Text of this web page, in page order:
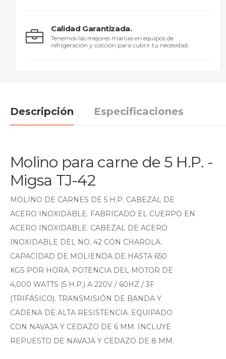
Calidad Garantizada.
Tenemos las mejores marcas en equipos de
refrigeración y cocción para cubrir tu necesidad.
Descripción Especificaciones
Molino para carne de 5 H.P. -
Migsa TJ-42
MOLINO DE CARNES DE 5 H.P. CABEZAL DE
ACERO INOXIDABLE. FABRICADO EL CUERPO EN
ACERO INOXIDABLE. CABEZAL DE ACERO
INOXIDABLE DEL NO. 42 CON CHAROLA.
CAPACIDAD DE MOLIENDA DE HASTA 650
KGS POR HORA. POTENCIA DEL MOTOR DE
4,000 WATTS (5 H.P.) A 220V / 60HZ / 3F
(TRIFÁSICO). TRANSMISIÓN DE BANDA Y
CADENA DE ALTA RESISTENCIA. EQUIPADO
CON NAVAJA Y CEDAZO DE 6 MM. INCLUYE
REPUESTO DE NAVAJA Y CEDAZO DE 8 MM.